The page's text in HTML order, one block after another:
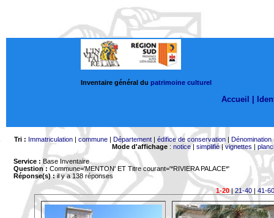
Inventaire général du patrimoine culturel
Accueil |
Tri : Immatriculation| commune| Département| édifice de conservation| Dénomination
Mode d'affichage: notice| simplifié|vignettes |
Service : Base Inventaire
Question : Commune='MENTON' ET Titre courant='*RIVIERA PALACE*'
Réponse(s) :il y a 138 réponses
1-20|21-40 | 41-60